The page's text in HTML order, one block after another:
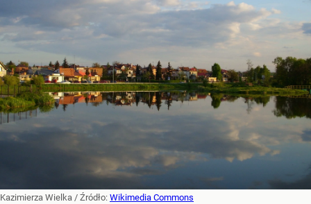
Kazimierza Wielka / Źródło: Wikimedia Commons